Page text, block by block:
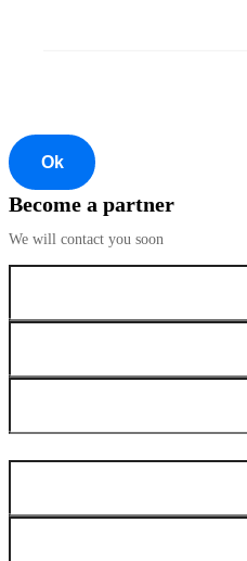
Ok
Become a partner
We will contact you soon